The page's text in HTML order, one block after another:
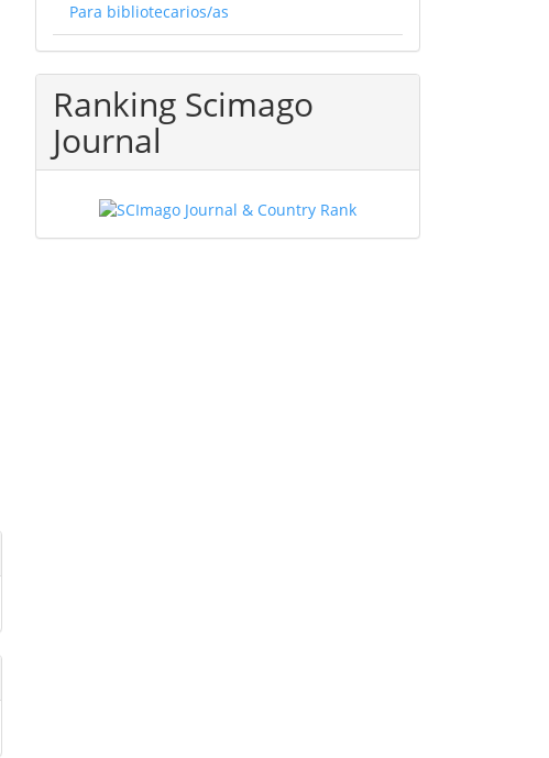
Para bibliotecarios/as
Ranking Scimago
Journal